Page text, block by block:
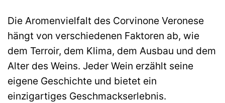
Die Aromenvielfalt des Corvinone Veronese
hängt von verschiedenen Faktoren ab, wie
dem Terroir, dem Klima, dem Ausbau und dem
Alter des Weins. Jeder Wein erzählt seine
eigene Geschichte und bietet ein
einzigartiges Geschmackserlebnis.